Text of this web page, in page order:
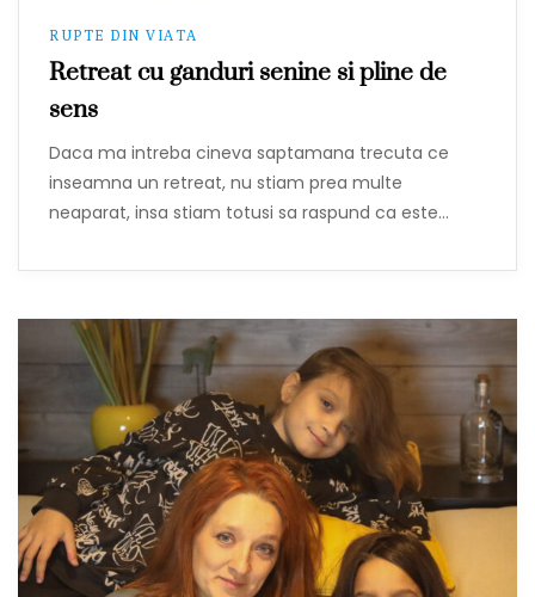
RUPTE DIN VIATA
Retreat cu ganduri senine si pline de
sens
Daca ma intreba cineva saptamana trecuta ce
inseamna un retreat, nu stiam prea multe
neaparat, insa stiam totusi sa raspund ca este…